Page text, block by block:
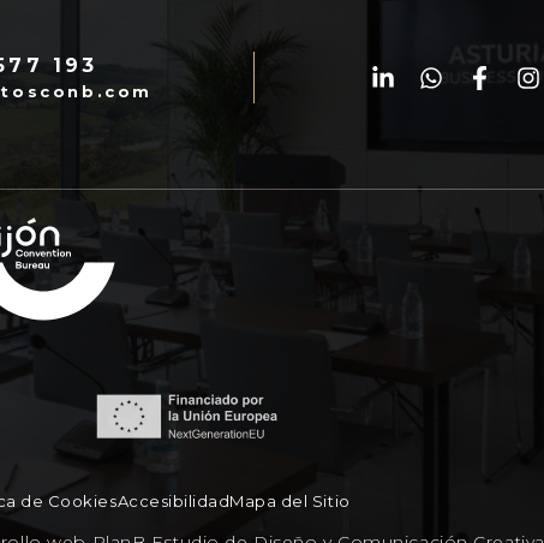
193
de CookiesAccesibilidadMapa del Sitio